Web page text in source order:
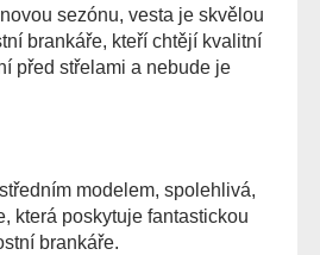
sezónu, vesta je skvělou
brankáře, kteří chtějí kvalitní
před střelami a nebude je
modelem, spolehlivá,
která poskytuje fantastickou
brankáře.